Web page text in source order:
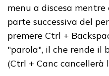
menu a discesa
parte successiva del
premere Ctrl +
"parola", il che rende il
(Ctrl + Canc cancellerà